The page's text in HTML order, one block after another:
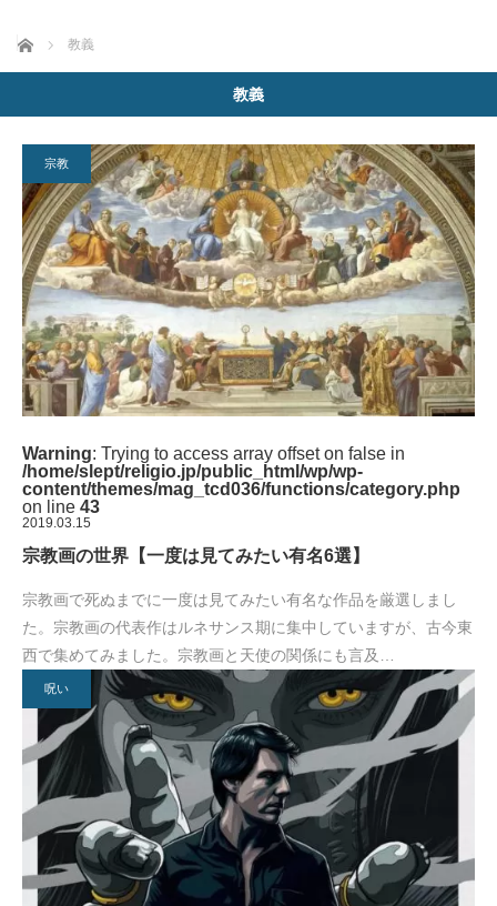
ホーム 教義
教義
Warning: Trying to access array offset on false in
/home/slept/religio.jp/public_html/wp/wp-
content/themes/mag_tcd036/functions/category.php
on line 43
宗教
2019.03.15
宗教画の世界【一度は見てみたい有名6選】
宗教画で死ぬまでに一度は見てみたい有名な作品を厳選しまし
た。宗教画の代表作はルネサンス期に集中していますが、古今東
西で集めてみました。宗教画と天使の関係にも言及…
呪い